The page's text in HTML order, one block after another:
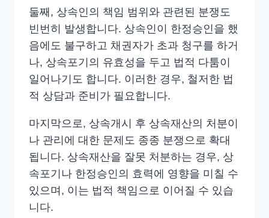
둘째, 상속인의 책임 범위와 관련된 분쟁도
빈번히 발생합니다. 상속인이 한정승인을 했
음에도 불구하고 채권자가 초과 청구를 하거
나, 상속포기의 유효성을 두고 법적 다툼이
일어나기도 합니다. 이러한 경우, 철저한 법
적 상담과 준비가 필요합니다.
마지막으로, 상속개시 후 상속재산의 처분이
나 관리에 대한 문제도 종종 분쟁으로 확대
됩니다. 상속재산을 잘못 처분하는 경우, 상
속포기나 한정승인의 효력에 영향을 미칠 수
있으며, 이는 법적 책임으로 이어질 수 있습
니다.